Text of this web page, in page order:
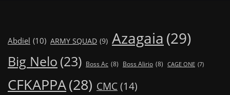
Abdiel (10) ARMY SQUAD (9) Azagaia (29)
Big Nelo (23) Boss Ac (8) Boss Alirio (8) CAGE ONE (7)
CFKAPPA(28) CMC (14)